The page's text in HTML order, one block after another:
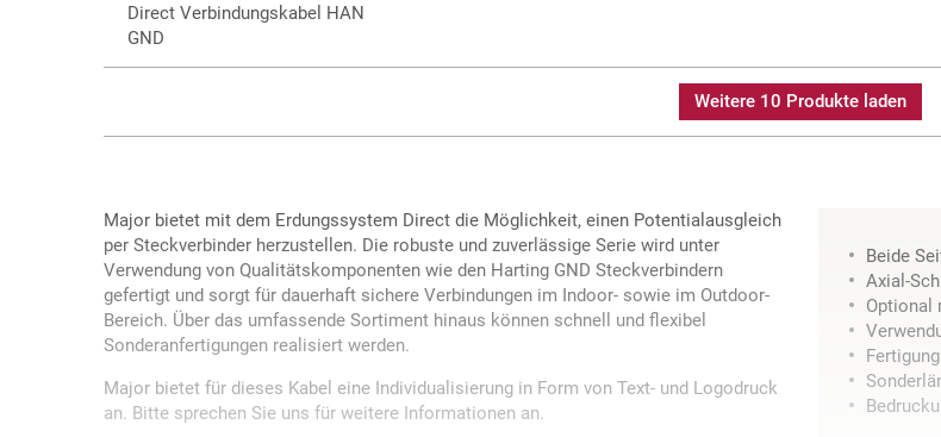
Direct Verbindungskabel HAN
GND
Weitere 10 Produkte laden
Major bietet mit dem Erdungssystem Direct die Möglichkeit, einen Potentialausgleich
per Steckverbinder herzustellen. Die robuste und zuverlässige Serie wird unter
Verwendung von Qualitätskomponenten wie den Harting GND Steckverbindern
gefertigt und sorgt für dauerhaft sichere Verbindungen im Indoor- sowie im Outdoor-
Bereich. Über das umfassende Sortiment hinaus können schnell und flexibel
Sonderanfertigungen realisiert werden.
Major bietet für dieses Kabel eine Individualisierung in Form von Text- und Logodruck
an. Bitte sprechen Sie uns für weitere Informationen an.
Beide
Axial-
Optional